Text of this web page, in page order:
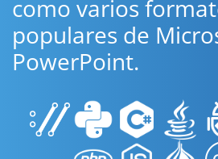
como varios
populares de
PowerPoint.